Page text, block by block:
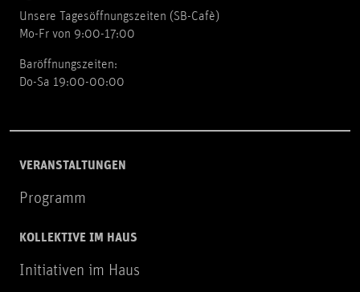
Unsere Tagesöffnungszeiten (SB-Cafè)
Mo-Fr von 9:00-17:00
Baröffnungszeiten:
Do-Sa 19:00-00:00
VERANSTALTUNGEN
Programm
KOLLEKTIVE IM HAUS
Initiativen im Haus